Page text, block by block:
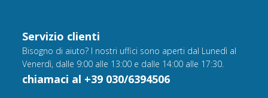
Servizio clienti
Bisogno di aiuto? I nostri uffici sono aperti dal Lunedì al
Venerdì, dalle 9:00 alle 13:00 e dalle 14:00 alle 17:30.
chiamaci al +39 030/6394506